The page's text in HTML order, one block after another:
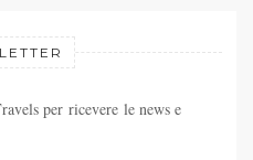
per ricevere le news e